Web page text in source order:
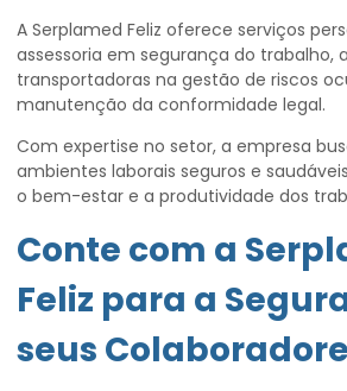
A Serplamed Feliz oferece serviços
assessoria em segurança do trabalho,
transportadoras na gestão de riscos
manutenção da conformidade legal.
Com expertise no setor, a empresa
ambientes laborais seguros e
o bem-estar e a produtividade dos
Conte com a
Feliz para a
seus